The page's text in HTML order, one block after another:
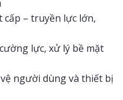
– truyền lực lớn,
lực, xử lý bề mặt
người dùng và thiết bị